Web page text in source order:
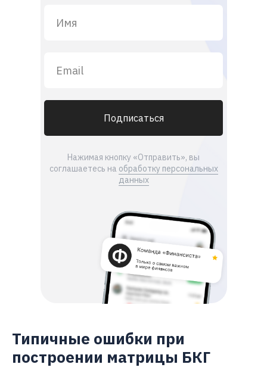
Нажимая кнопку «Отправить», вы
соглашаетесь на обработку персональных
данных
Подписаться
Типичные ошибки при
построении матрицы БКГ